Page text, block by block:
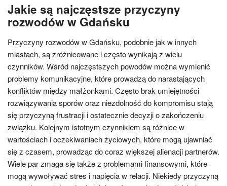
Jakie są najczęstsze przyczyny
rozwodów w Gdańsku
Przyczyny rozwodów w Gdańsku, podobnie jak w innych
miastach, są zróżnicowane i często wynikają z wielu
czynników. Wśród najczęstszych powodów można wymienić
problemy komunikacyjne, które prowadzą do narastających
konfliktów między małżonkami. Często brak umiejętności
rozwiązywania sporów oraz niezdolność do kompromisu stają
się przyczyną frustracji i ostatecznie decyzji o zakończeniu
związku. Kolejnym istotnym czynnikiem są różnice w
wartościach i oczekiwaniach życiowych, które mogą ujawniać
się z czasem, prowadząc do coraz większej alienacji partnerów.
Wiele par zmaga się także z problemami finansowymi, które
mogą wywoływać stres i napięcia w relacji. Niekiedy przyczyną